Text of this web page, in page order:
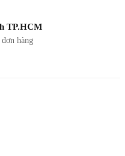
TP.HCM
hàng